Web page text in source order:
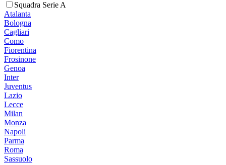
Squadra Serie A
Atalanta
Bologna
Cagliari
Como
Fiorentina
Frosinone
Genoa
Inter
Juventus
Lazio
Lecce
Milan
Monza
Napoli
Parma
Roma
Sassuolo